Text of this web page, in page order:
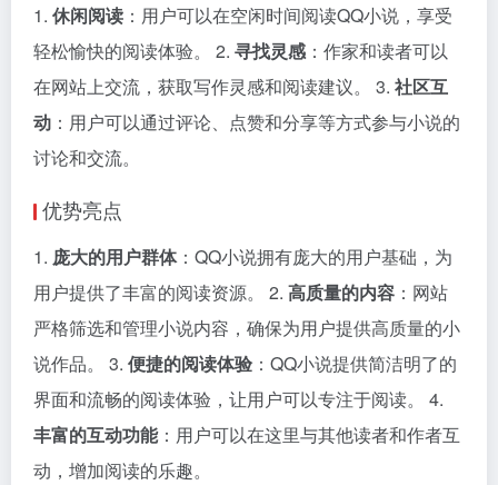
1. 休闲阅读 ：用户可以在空闲时间阅读QQ小说，享受
轻松愉快的阅读体验。 2. 寻找灵感：作家和读者可以
在网站上交流，获取写作灵感和阅读建议。 3. 社区互
动 ：用户可以通过评论、点赞和分享等方式参与小说的
讨论和交流。
优势亮点
1. 庞大的用户群体：QQ小说拥有庞大的用户基础，为
用户提供了丰富的阅读资源。 2. 高质量的内容 ：网站
严格筛选和管理小说内容，确保为用户提供高质量的小
说作品。 3. 便捷的阅读体验 ：QQ小说提供简洁明了的
界面和流畅的阅读体验，让用户可以专注于阅读。 4.
丰富的互动功能：用户可以在这里与其他读者和作者互
动，增加阅读的乐趣。